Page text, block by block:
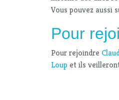
Vous pouvez aussi
Pour
Pour rejoindre
Loup et ils